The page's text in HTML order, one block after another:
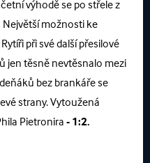
výhodě se po střele z
Největší možnosti ke
při své další přesilové
jen těsně nevtěsnalo mezi
bez brankáře se
strany. Vytoužená
Pietronira - 1:2.